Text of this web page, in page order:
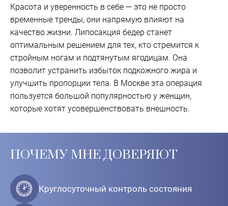
Красота и уверенность в себе — это не просто
временные тренды, они напрямую влияют на
качество жизни. Липосакция бедер станет
оптимальным решением для тех, кто стремится к
стройным ногам и подтянутым ягодицам. Она
позволит устранить избыток подкожного жира и
улучшить пропорции тела. В Москве эта операция
пользуется большой популярностью у женщин,
которые хотят усовершенствовать внешность.
ПОЧЕМУ МНЕ ДОВЕРЯЮТ
Круглосуточный контроль состояния